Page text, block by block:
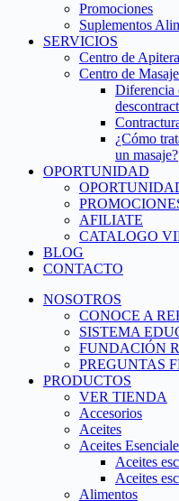
Promociones
Suplementos
SERVICIOS
Centro de
Centro de
Diferencia
¿Cómo
un masaje?
OPORTUNIDAD
AFILIATE
CATALOGO
BLOG
CONTACTO
NOSOTROS
CONOCE A
SISTEMA
FUNDACIÓN
PREGUNTAS
PRODUCTOS
VER TIENDA
Accesorios
Aceites
Aceites
Aceites
Aceites
Alimentos